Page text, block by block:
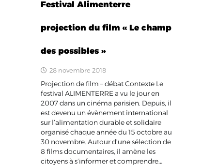
Festival Alimenterre
projection du film « Le champ
des possibles »
28 novembre 2018
Projection de film – débat Contexte Le
festival ALIMENTERRE a vu le jour en
2007 dans un cinéma parisien. Depuis, il
est devenu un évènement international
sur l’alimentation durable et solidaire
organisé chaque année du 15 octobre au
30 novembre. Autour d’une sélection de
8 films documentaires, il amène les
citoyens à s’informer et comprendre…